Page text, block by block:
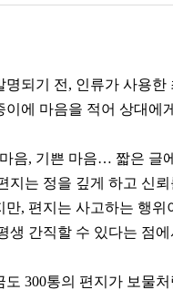
명되기 전, 인류가 사용
이에 마음을 적어 상대에
음, 기쁜 마음… 짧은 글
지는 정을 깊게 하고 신
만, 편지는 사고하는 행
생 간직할 수 있다는 점
도 300통의 편지가 보물